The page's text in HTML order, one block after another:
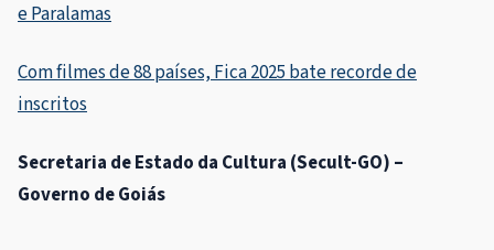
e Paralamas
Com filmes de 88 países, Fica 2025 bate recorde de
inscritos
Secretaria de Estado da Cultura (Secult-GO) –
Governo de Goiás